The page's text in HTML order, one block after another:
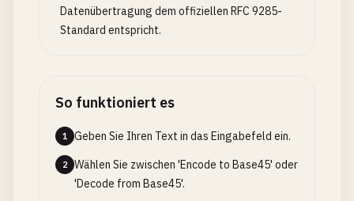
Datenübertragung dem offiziellen RFC 9285-
Standard entspricht.
So funktioniert es
1 Geben Sie Ihren Text in das Eingabefeld ein.
2
Wählen Sie zwischen 'Encode to Base45' oder
'Decode from Base45'.